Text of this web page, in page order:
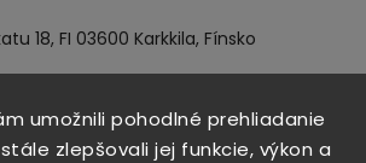
umožnili pohodlné prehliadanie
zlepšovali jej funkcie, výkon a
18, FI 03600 Karkkila, Fínsko